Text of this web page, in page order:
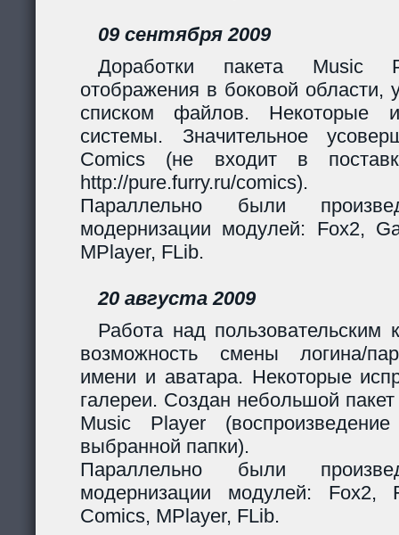
09 сентября 2009
Доработки пакета Music
отображения в боковой области,
списком файлов. Некоторые
системы. Значительное
Comics (не входит в
http://pure.furry.ru/comics).
Параллельно были
модернизации модулей: Fox2,
MPlayer, FLib.
20 августа 2009
Работа над пользовательским
возможность смены логина/
имени и аватара. Некоторые
галереи. Создан небольшой
Music Player
выбранной папки).
Параллельно были
модернизации модулей: Fox2,
Comics, MPlayer, FLib.